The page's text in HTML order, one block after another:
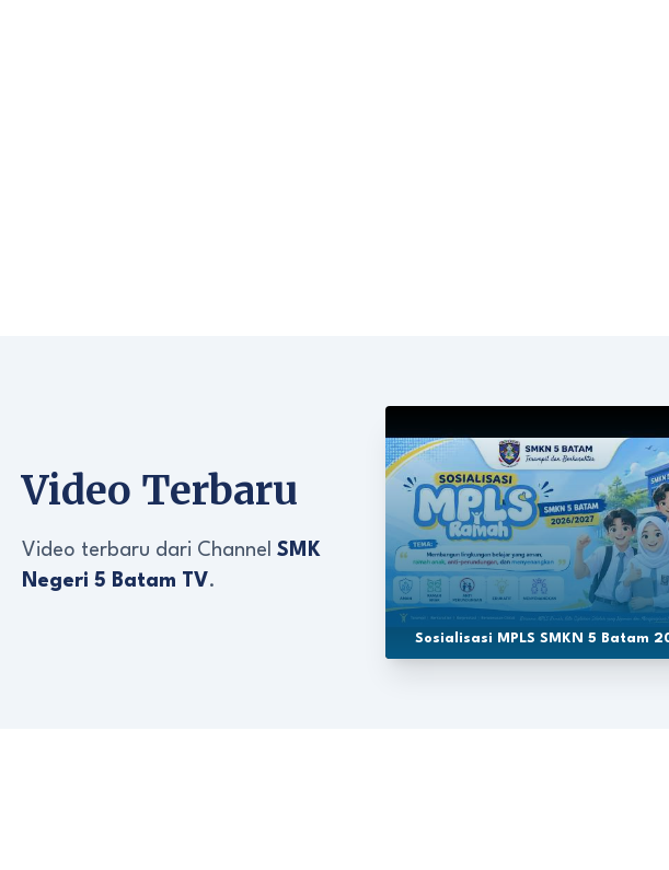
Video Terbaru
Video terbaru dari Channel SMK
Negeri 5 Batam TV.
Sosialisasi MPLS SMKN 5 Batam